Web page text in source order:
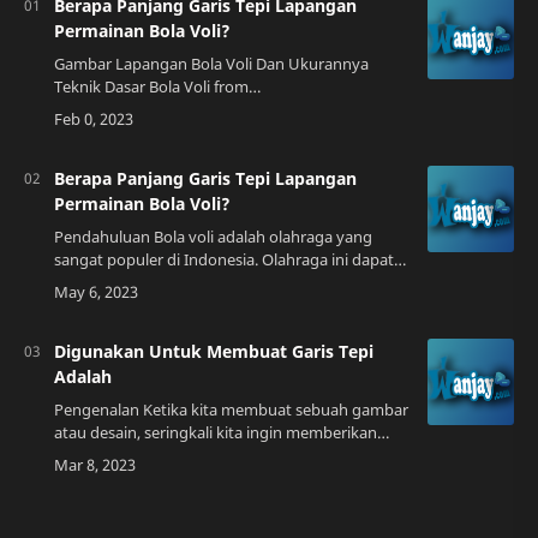
Berapa Panjang Garis Tepi Lapangan
Permainan Bola Voli?
Gambar Lapangan Bola Voli Dan Ukurannya
Teknik Dasar Bola Voli from
teknikor.blogspot.comPengenalan Bola voli
adalah olahraga populer yang dimainkan di
Berapa Panjang Garis Tepi Lapangan
Permainan Bola Voli?
Pendahuluan Bola voli adalah olahraga yang
sangat populer di Indonesia. Olahraga ini dapat
dimainkan di mana saja, baik di dalam ruangan
maupun di luar ruangan. Namun, untuk dap…
Digunakan Untuk Membuat Garis Tepi
Adalah
Pengenalan Ketika kita membuat sebuah gambar
atau desain, seringkali kita ingin memberikan
garis tepi pada objek agar terlihat lebih menonjol.
Untuk itu, kita membutuhkan alat a…